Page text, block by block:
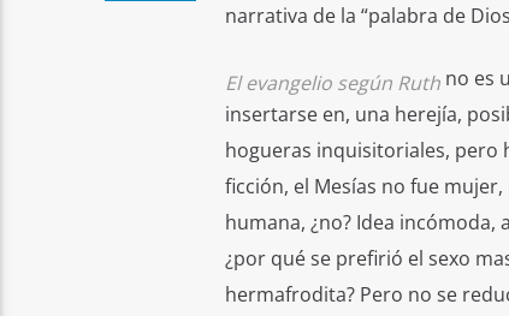
narrativa de la “palabra de
El evangelio según Ruthno es
insertarse en, una herejía,
hogueras inquisitoriales, pero
ficción, el Mesías no fue
humana, ¿no? Idea
¿por qué se prefirió el sexo
hermafrodita? Pero no se